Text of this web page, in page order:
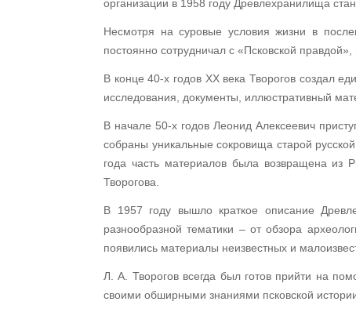
организации в 1958 году Древлехранилища
Несмотря на суровые условия жизни в
постоянно сотрудничал с «Псковской
В конце 40-х годов ХХ века Творогов создал
исследования, документы, иллюстративный
В начале 50-х годов Леонид Алексеевич
собраны уникальные сокровища старой
года часть материалов была возвращена из
Творогова.
В 1957 году вышло краткое описание
разнообразной тематики – от обзора
появились материалы неизвестных и
Л. А. Творогов всегда был готов прийти на
своими обширными знаниями псковской